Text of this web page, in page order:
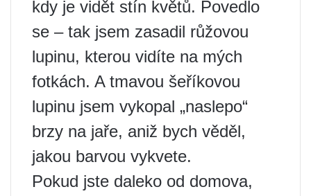
kdy je vidět stín květů. Povedlo
se – tak jsem zasadil růžovou
lupinu, kterou vidíte na mých
fotkách. A tmavou šeříkovou
lupinu jsem vykopal „naslepo“
brzy na jaře, aniž bych věděl,
jakou barvou vykvete.
Pokud jste daleko od domova,